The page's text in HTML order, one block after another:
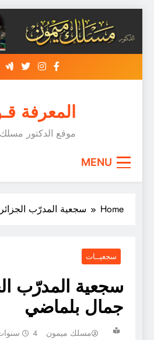
content
المعرفة
موقع الدكتور
MENU
Home سجعية المدرّب
سجعيــات
سجعية المدرّب
جمال بلماضي
مسلك ميمون 4 سنوات Ago